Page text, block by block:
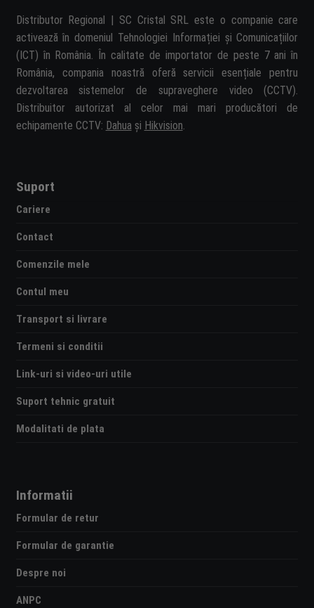
Distributor Regional | SC Cristal SRL este o companie care
activează în domeniul Tehnologiei Informației și Comunicațiilor
(ICT) în România. În calitate de importator de peste 7 ani în
România, compania noastră oferă servicii esențiale pentru
dezvoltarea sistemelor de supraveghere video (CCTV).
Distribuitor autorizat al celor mai mari producători de
echipamente CCTV: Dahua și Hikvision.
Suport
Cariere
Contact
Comenzile mele
Contul meu
Transport si livrare
Termeni si conditii
Link-uri si video-uri utile
Suport tehnic gratuit
Modalitati de plata
Informatii
Formular de retur
Formular de garantie
Despre noi
ANPC